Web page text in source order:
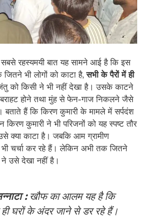
रहस्यमयी बात यह सामने आई है कि इस
भी लोगों को काटा है,सभी के पैरों में ही
को किसी ने भी नहीं देखा है। उसके काटने
होने तथा मुंह से फेन-गाज निकलने जैसे
हैं कि किरण कुमारी के मामले में सर्पदंश
कुमारी ने भी परिजनों को यह स्पष्ट तौर
क्या काटा है। जबकि आम ग्रामीण
भी चर्चा कर रहे हैं। लेकिन अभी तक जितने
ने उसे देखा नहीं है।
:खौफ का आलम यह है कि
घरों के अंदर जाने से डर रहे हैं।